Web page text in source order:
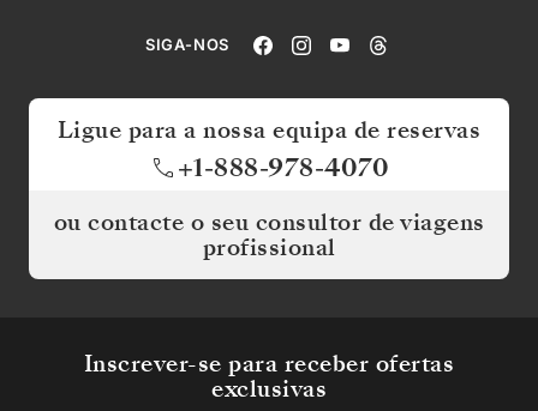
SIGA-NOS
Ligue para a nossa equipa de reservas
+1-888-978-4070
ou contacte o seu consultor de viagens
profissional
Inscrever-se para receber ofertas
exclusivas